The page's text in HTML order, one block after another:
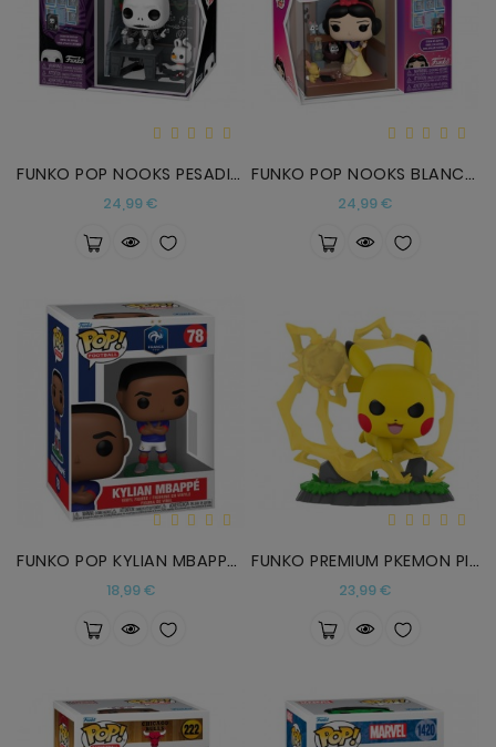
FUNKO POP NOOKS PESADILLA
24,99 €
FUNKO POP NOOKS BLANCANIEVES
24,99 €
FUNKO POP KYLIAN MBAPPE SELECCION FRANCESA
18,99 €Precio
FUNKO PREMIUM PKEMON PIKACHU
23,99 €